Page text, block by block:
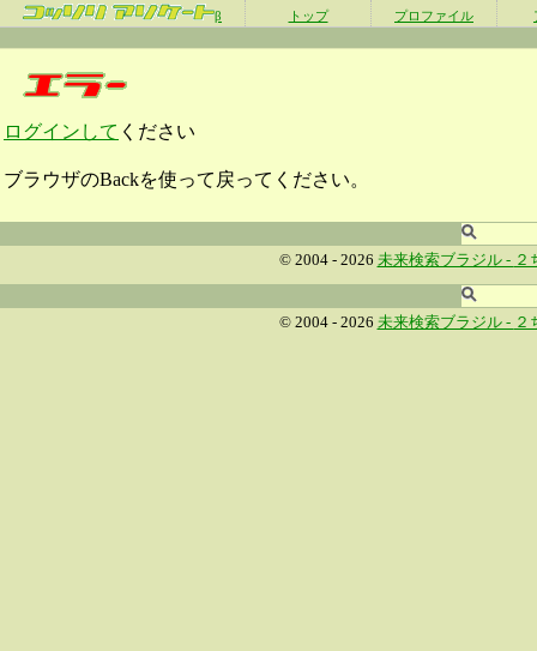
β トップ プロファイル
ログインして ください
ブラウザのBackを使って戻ってください。
© 2004 - 2026 未来検索ブラジル - ２
© 2004 - 2026 未来検索ブラジル - ２